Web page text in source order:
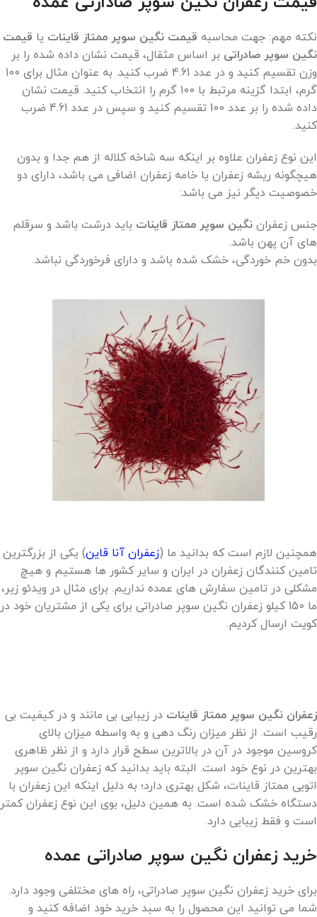
نکته مهم: جهت محاسبه قیمت نگین سوپر ممتاز قاینات یا قیمت
نگین سوپر صادراتی بر اساس مثقال، قیمت نشان داده شده را بر
وزن تقسیم کنید و در عدد 4.61 ضرب کنید. به عنوان مثال برای 100
گرم، ابتدا گزینه مرتبط با 100 گرم را انتخاب کنید. قیمت نشان
داده شده را بر عدد 100 تقسیم کنید و سپس در عدد 4.61 ضرب
کنید.
این نوع زعفران علاوه بر اینکه سه شاخه کلاله از هم جدا و بدون
هیچگونه ریشه زعفران یا خامه زعفران اضافی می باشد، دارای دو
خصوصیت دیگر نیز می باشد:
جنس زعفران نگین سوپر ممتاز قاینات باید درشت باشد و سرقلم
های آن پهن باشد.
بدون خم خوردگی، خشک شده باشد و دارای فرخوردگی نباشد.
همچنین لازم است که بدانید ما (زعفران آنا قاین) یکی از بزرگترین
تامین کنندگان زعفران در ایران و سایر کشور ها هستیم و هیچ
مشکلی در تامین سفارش های عمده نداریم. برای مثال در ویدئو زیر،
ما 150 کیلو زعفران نگین سوپر صادراتی برای یکی از مشتریان خود در
کویت ارسال کردیم.
زعفران نگین سوپر ممتاز قاینات در زیبایی بی‌ مانند و در کیفیت بی‌
رقیب است. از نظر میزان رنگ دهی و به واسطه میزان بالای
کروسین موجود در آن در بالاترین سطح قرار دارد و از نظر ظاهری
بهترین در نوع خود است. البته باید بدانید که زعفران نگین سوپر
اتویی ممتاز قاینات، شکل بهتری دارد؛ به دلیل اینکه این زعفران با
دستگاه خشک شده است. به همین دلیل، بوی این نوع زعفران کمتر
است و فقط زیبایی دارد.
خرید زعفران نگین سوپر صادراتی عمده
برای خرید زعفران نگین سوپر صادراتی، راه های مختلفی وجود دارد.
شما می توانید این محصول را به سبد خرید خود اضافه کنید و